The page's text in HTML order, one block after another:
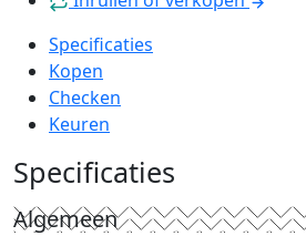
Specificaties
Kopen
Checken
Keuren
Specificaties
Algemeen